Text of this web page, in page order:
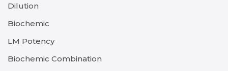
Dilution
Biochemic
LM Potency
Biochemic Combination